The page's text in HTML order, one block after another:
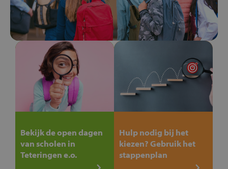
Bekijk de open dagen
van scholen in
Teteringen e.o.
Hulp nodig bij het
kiezen? Gebruik het
stappenplan